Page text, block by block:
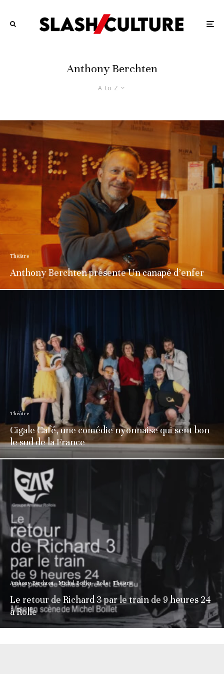
Anthony Berchten
A to Z
Théâtre
Anthony Berchten présente Un canapé d’enfer
Théâtre
Cigale Café, une comédie nyonnaise qui sent bon
le sud de la France
Anthony Berchten Michel Boillet Rolle Théâtre
Le retour de Richard 3 par le train de 9 heures 24
à Rolle